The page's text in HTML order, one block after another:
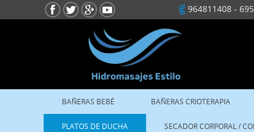
964811408 -
BAÑERAS BEBÉ BAÑERAS CRIOTERAPIA
PLATOS DE DUCHA SECADOR CORPORAL /